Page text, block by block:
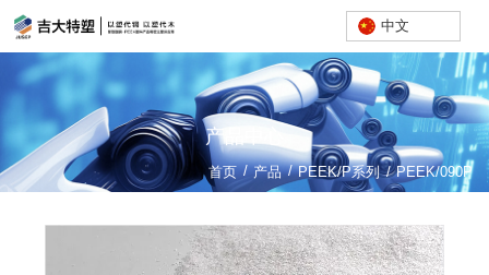
中文
产品中心
首页/产品 /PEEK/P系列 /PEEK/090P